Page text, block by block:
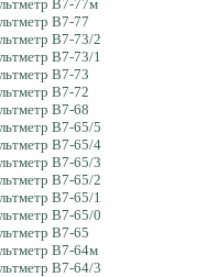
В7-77м
В7-77
В7-73/2
В7-73/1
В7-73
В7-72
В7-68
В7-65/5
В7-65/4
В7-65/3
В7-65/2
В7-65/1
В7-65/0
В7-65
В7-64м
В7-64/3